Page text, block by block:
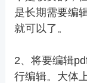
是长期需要编
就可以了。
2、将要编辑
行编辑。大体